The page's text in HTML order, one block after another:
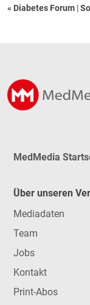
« Diabetes Forum |
MedMedia
Über unseren
Mediadaten
Team
Jobs
Kontakt
Print-Abos